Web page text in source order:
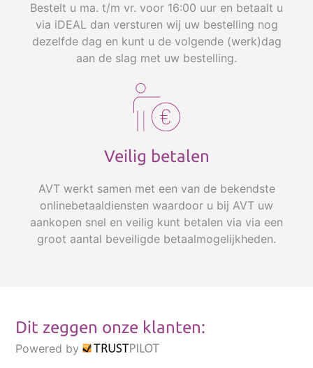
Bestelt u ma. t/m vr. voor 16:00 uur en betaalt u
via iDEAL dan versturen wij uw bestelling nog
dezelfde dag en kunt u de volgende (werk)dag
aan de slag met uw bestelling.
Veilig betalen
AVT werkt samen met een van de bekendste
onlinebetaaldiensten waardoor u bij AVT uw
aankopen snel en veilig kunt betalen via via een
groot aantal beveiligde betaalmogelijkheden.
Dit zeggen onze klanten:
Powered by